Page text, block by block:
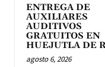
ENTREGA DE
AUXILIARES
AUDITIVOS
GRATUITOS EN
HUEJUTLA DE
agosto 6, 2026